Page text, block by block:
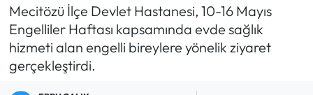
Mecitözü İlçe Devlet Hastanesi, 10-16 Mayıs
Engelliler Haftası kapsamında evde sağlık
hizmeti alan engelli bireylere yönelik ziyaret
gerçekleştirdi.
Boğazkale Haberleri
Çorum Haberleri
TFF 1.Lig Puan Durumu ve Fikstür
Tüm Manşetler